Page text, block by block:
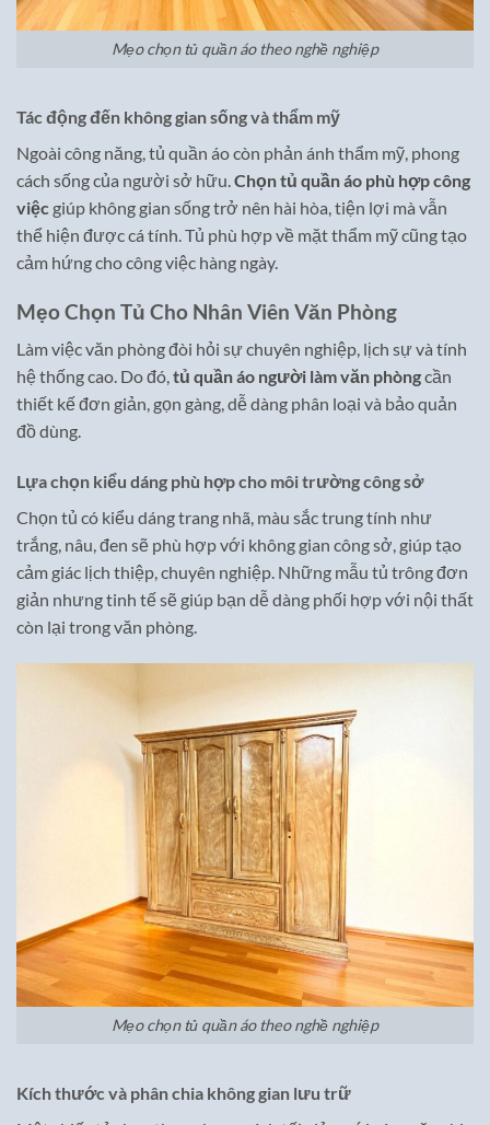
Mẹo chọn tủ quần áo theo nghề nghiệp
Tác động đến không gian sống và thẩm mỹ
Ngoài công năng, tủ quần áo còn phản ánh thẩm mỹ, phong
cách sống của người sở hữu.Chọn tủ quần áo phù hợp công
việc giúp không gian sống trở nên hài hòa, tiện lợi mà vẫn
thể hiện được cá tính. Tủ phù hợp về mặt thẩm mỹ cũng tạo
cảm hứng cho công việc hàng ngày.
Mẹo Chọn Tủ Cho Nhân Viên Văn Phòng
Làm việc văn phòng đòi hỏi sự chuyên nghiệp, lịch sự và tính
hệ thống cao. Do đó,tủ quần áo người làm văn phòngcần
thiết kế đơn giản, gọn gàng, dễ dàng phân loại và bảo quản
đồ dùng.
Lựa chọn kiểu dáng phù hợp cho môi trường công sở
Chọn tủ có kiểu dáng trang nhã, màu sắc trung tính như
trắng, nâu, đen sẽ phù hợp với không gian công sở, giúp tạo
cảm giác lịch thiệp, chuyên nghiệp. Những mẫu tủ trông đơn
giản nhưng tinh tế sẽ giúp bạn dễ dàng phối hợp với nội thất
còn lại trong văn phòng.
Mẹo chọn tủ quần áo theo nghề nghiệp
Kích thước và phân chia không gian lưu trữ